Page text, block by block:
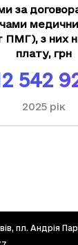
за
з них
плату, грн
542
2025рік
пл. Андрія